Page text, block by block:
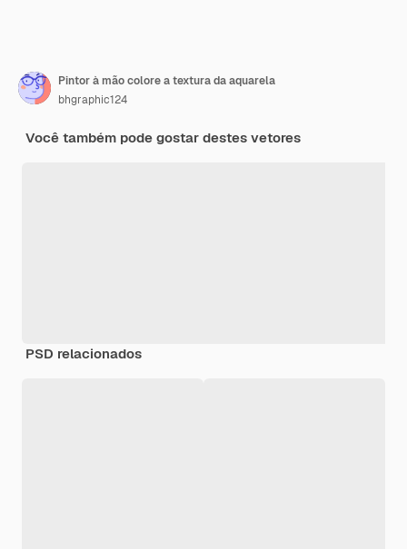
Pintor à mão colore a textura da aquarela
bhgraphic124
Você também pode gostar destes vetores
PSD relacionados